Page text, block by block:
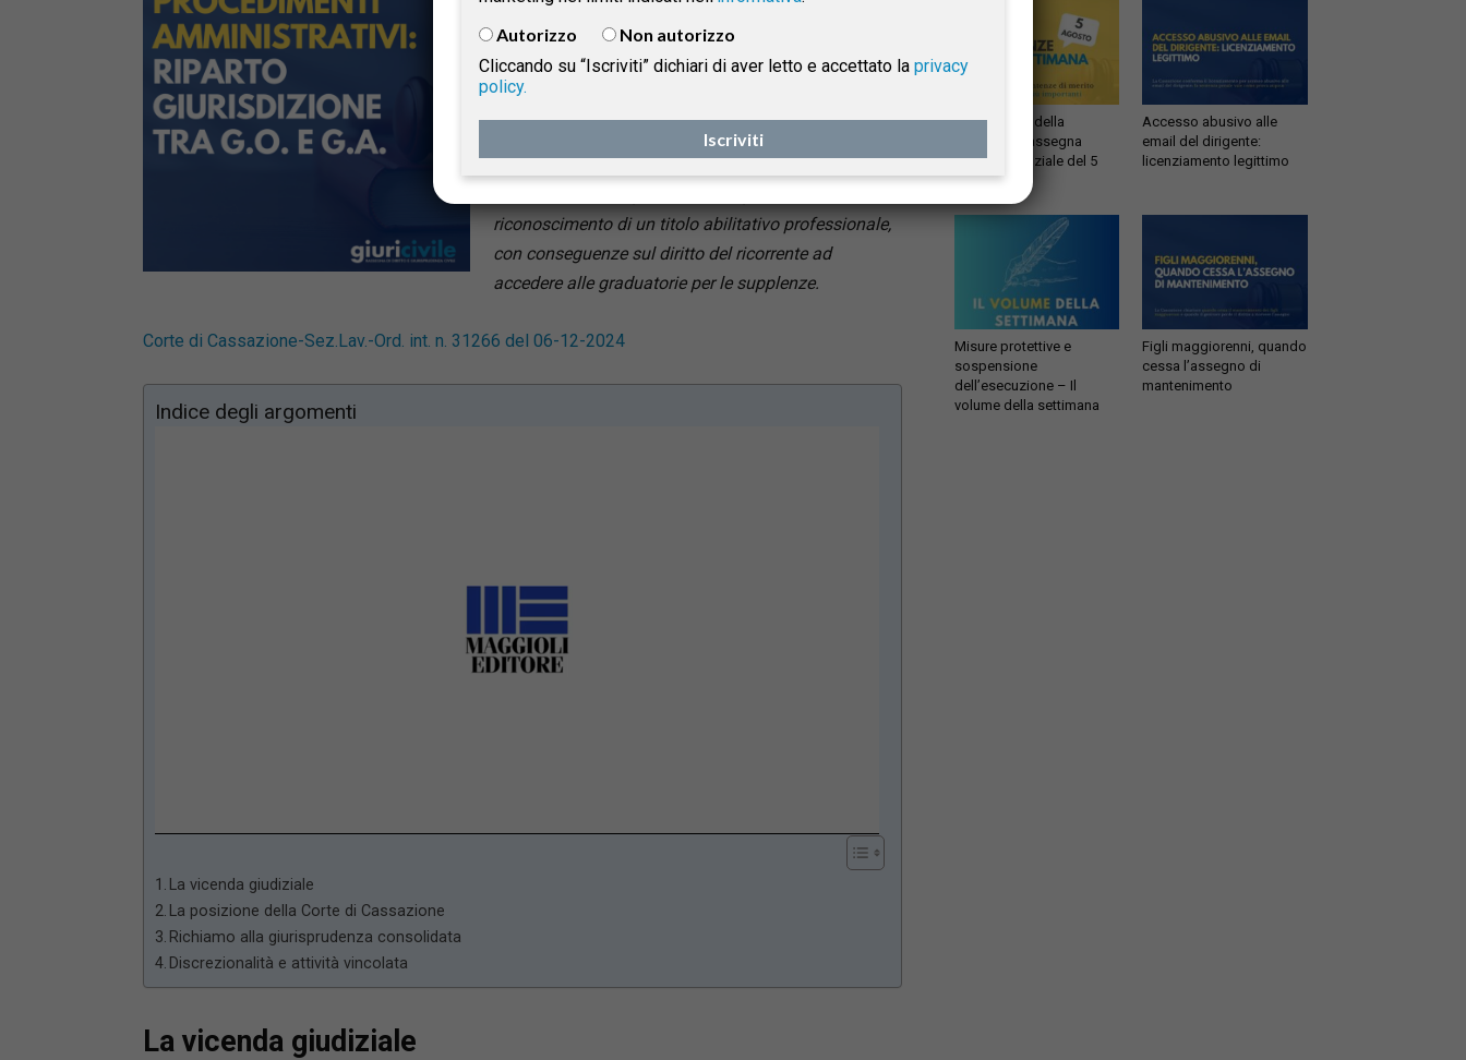
procedimenti amministrativi. Con un’ordinanza
interlocutoria pubblicata il 6 dicembre 2024, la Corte
per valutare un eventuale esame da parte delle
Sezioni Unite. La vicenda ruota attorno alla tardiva
riconoscimento di un titolo abilitativo professionale,
con conseguenze sul diritto del ricorrente ad
accedere alle graduatorie per le supplenze.
Corte di Cassazione-Sez.Lav.-Ord. int. n. 31266 del 06-12-2024
Indice degli argomenti
66.17%
La vicenda giudiziale
La posizione della Corte di Cassazione
Richiamo alla giurisprudenza consolidata
Discrezionalità e attività vincolata
La vicenda giudiziale
Le sentenze della
settimana: rassegna
giurisprudenziale del 5
agosto
Accesso abusivo alle
email del dirigente:
licenziamento legittimo
Misure protettive e
sospensione
dell’esecuzione – Il
volume della settimana
Figli maggiorenni, quando
cessa l’assegno di
mantenimento
Autorizzo
Non autorizzo
Cliccando su “Iscriviti” dichiari di aver letto e accettato la privacy
policy.
Iscriviti